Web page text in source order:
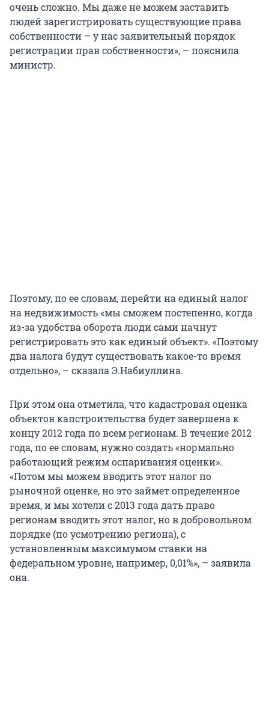
очень сложно. Мы даже не можем заставить
людей зарегистрировать существующие права
собственности – у нас заявительный порядок
регистрации прав собственности», – пояснила
министр.
Поэтому, по ее словам, перейти на единый налог
на недвижимость «мы сможем постепенно, когда
из-за удобства оборота люди сами начнут
регистрировать это как единый объект». «Поэтому
два налога будут существовать какое-то время
отдельно», – сказала Э.Набиуллина.
При этом она отметила, что кадастровая оценка
объектов капстроительства будет завершена к
концу 2012 года по всем регионам. В течение 2012
года, по ее словам, нужно создать «нормально
работающий режим оспаривания оценки».
«Потом мы можем вводить этот налог по
рыночной оценке, но это займет определенное
время, и мы хотели с 2013 года дать право
регионам вводить этот налог, но в добровольном
порядке (по усмотрению региона), с
установленным максимумом ставки на
федеральном уровне, например, 0,01%», – заявила
она.